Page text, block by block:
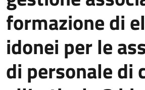
formazione di
idonei per le
di personale di